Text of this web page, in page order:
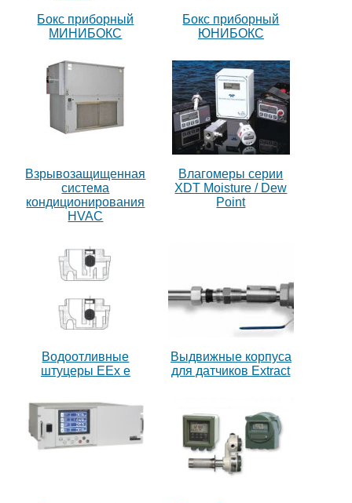
Бокс приборный
МИНИБОКС
Бокс приборный
ЮНИБОКС
Взрывозащищенная
система
кондиционирования
HVAC
Влагомеры серии
XDT Moisture / Dew
Point
Водоотливные
штуцеры ЕЕх е
Выдвижные корпуса
для датчиков Extract